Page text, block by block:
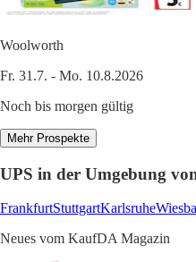
Woolworth
Fr. 31.7. - Mo. 10.8.2026
Noch bis morgen gültig
Mehr Prospekte
UPS in der Umgebung
FrankfurtStuttgartKarlsruhe
Neues vom KaufDA Magazin